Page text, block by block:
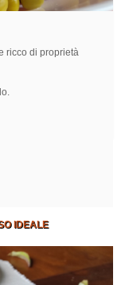
IDEALE
ricco di proprietà